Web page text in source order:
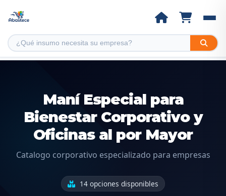
Maní Especial para
Bienestar Corporativo y
Oficinas al por Mayor
Catalogo corporativo especializado para empresas
14 opciones disponibles